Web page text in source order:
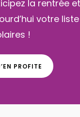
un été
créatives